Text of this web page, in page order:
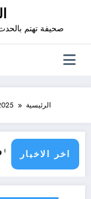
صحيفة تهتم
الرئيسية
اخر الاخبار
06 وفيات و إصابة 25 جريح في حادث مرور بقسنطينة